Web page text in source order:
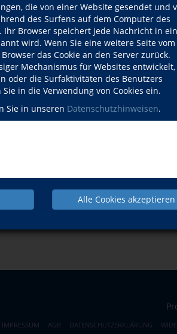
die von einer Website gesendet und
des Surfens auf dem Computer des
Ihr Browser speichert jede Nachricht in
wird. Wenn Sie eine weitere Seite vom
das Cookie an den Server zurück.
Mechanismus für Websites
oder die Surfaktivitäten des Benutzers
in die Verwendung von Cookies ein.
Sie in unseren Datenschutzhinweisen.
Alle Cookies akzeptieren
Altomünster
Altomünster
Altomünster
Altomünster
Altomünster
IMPRESSUM AGB DATENSCHUTZERKLÄRUNG